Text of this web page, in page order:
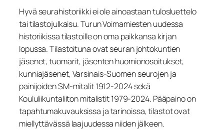
Hyvä seurahistoriikki ei ole ainoastaan tulosluettelo
tai tilastojulkaisu. Turun Voimamiesten uudessa
historiikissa tilastoille on oma paikkansa kirjan
lopussa. Tilastoituna ovat seuran johtokuntien
jäsenet, tuomarit, jäsenten huomionosoitukset,
kunniajäsenet, Varsinais-Suomen seurojen ja
painijoiden SM-mitalit 1912-2024 sekä
Koululiikuntaliiton mitalistit 1979-2024. Pääpaino on
tapahtumakuvauksissa ja tarinoissa, tilastot ovat
miellyttävässä laajuudessa niiden jälkeen.